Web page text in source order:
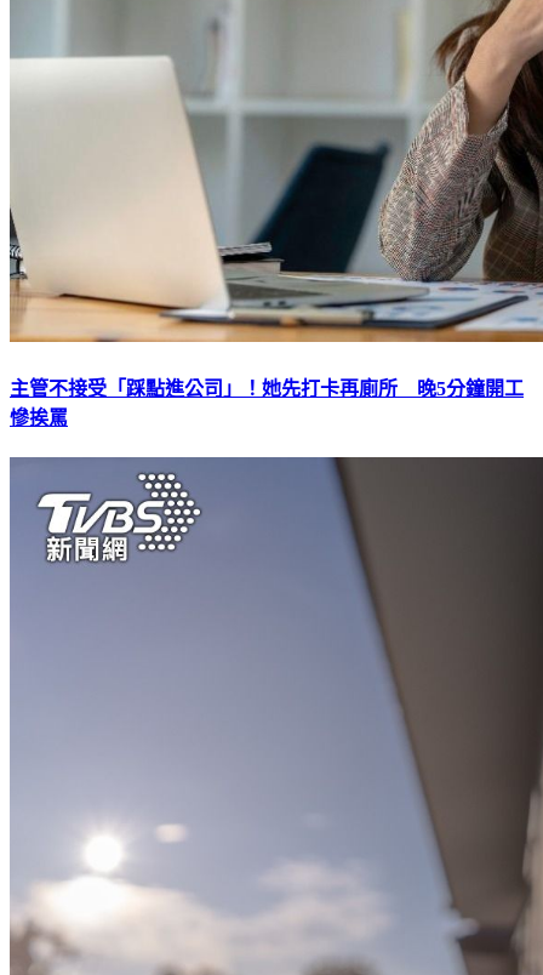
主管不接受「踩點進公司」！她先打卡再廁所 晚5分鐘開工
慘挨罵